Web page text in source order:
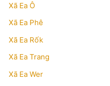
Xã Ea Ô
Xã Ea Phê
Xã Ea Rốk
Xã Ea Trang
Xã Ea Wer